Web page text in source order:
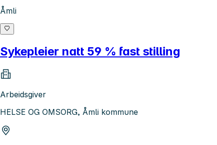
Åmli
Sykepleier natt 59 % fast stilling
Arbeidsgiver
HELSE OG OMSORG, Åmli kommune